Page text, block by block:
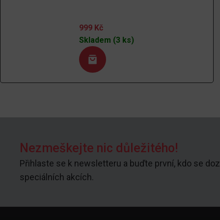
999 Kč
Skladem (3 ks)
Nezmeškejte nic důležitého!
Přihlaste se k newsletteru a buďte první, kdo se
speciálních akcích.